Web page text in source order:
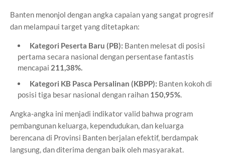
Banten menonjol dengan angka capaian yang sangat progresif
dan melampaui target yang ditetapkan:
Kategori Peserta Baru (PB): Banten melesat di posisi
pertama secara nasional dengan persentase fantastis
mencapai 211,38%.
Kategori KB Pasca Persalinan (KBPP): Banten kokoh di
posisi tiga besar nasional dengan raihan 150,95%.
Angka-angka ini menjadi indikator valid bahwa program
pembangunan keluarga, kependudukan, dan keluarga
berencana di Provinsi Banten berjalan efektif, berdampak
langsung, dan diterima dengan baik oleh masyarakat.